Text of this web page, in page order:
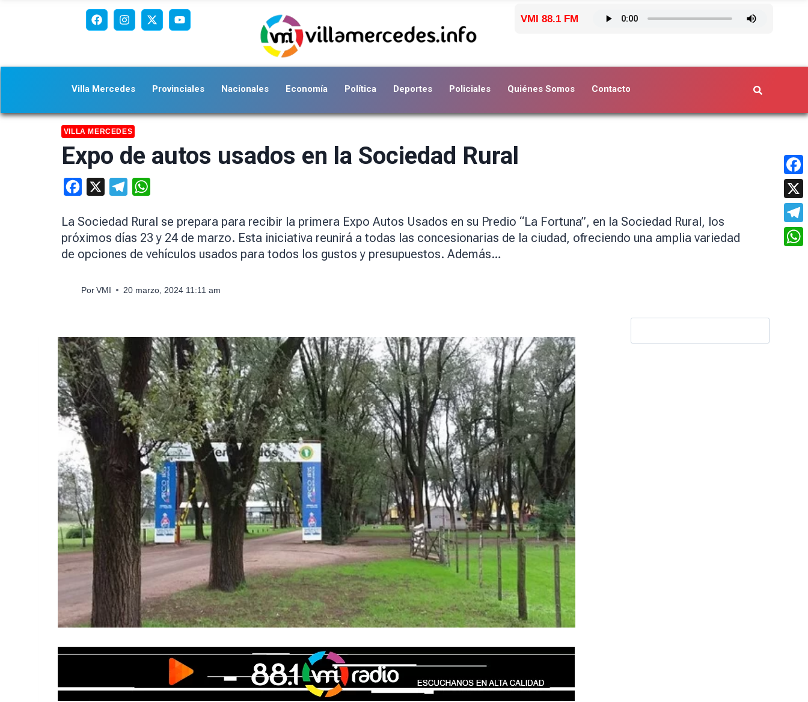
VMI 88.1 FM
Villa Mercedes Provinciales Nacionales Economía Política Deportes Policiales Quiénes Somos Contacto
VILLA MERCEDES
Expo de autos usados en la Sociedad Rural
Facebook Telegram
La Sociedad Rural se prepara para recibir la primera Expo Autos Usados en su Predio “La Fortuna”, en la Sociedad Rural, los
próximos días 23 y 24 de marzo. Esta iniciativa reunirá a todas las concesionarias de la ciudad, ofreciendo una amplia variedad
de opciones de vehículos usados para todos los gustos y presupuestos. Además…
Por VMI 20 marzo, 2024 11:11 am
X